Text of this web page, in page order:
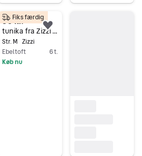
Gå til annoncen
50 kr.
tunika fra Zizzi str. M (46/48)
Str. M Zizzi
Ebeltoft
6 t.
Køb nu
Fiks færdig
Føj til favoritter.